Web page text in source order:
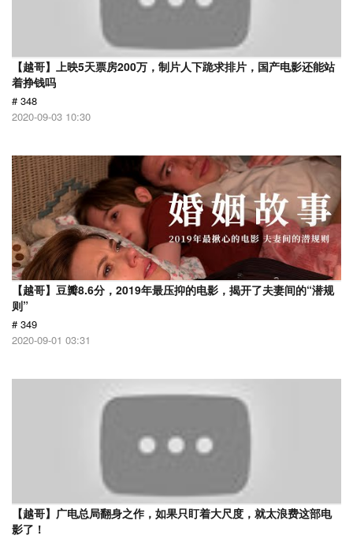
【越哥】上映5天票房200万，制片人下跪求排片，国产电影还能站
着挣钱吗
# 348
2020-09-03 10:30
【越哥】豆瓣8.6分，2019年最压抑的电影，揭开了夫妻间的“潜规
则”
# 349
2020-09-01 03:31
【越哥】广电总局翻身之作，如果只盯着大尺度，就太浪费这部电
影了！